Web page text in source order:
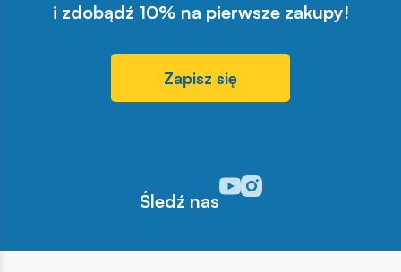
i zdobądź 10% na pierwsze zakupy!
Zapisz się
Śledź nas
Odwiedź nasz profil w
Odwiedź nasz profil w